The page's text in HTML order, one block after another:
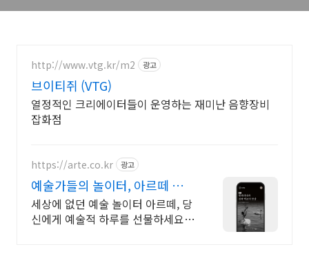
http://www.vtg.kr/m2 광고
브이티쥐 (VTG)
열정적인 크리에이터들이 운영하는 재미난 음향장비
잡화점
https://arte.co.kr 광고
예술가들의 놀이터, 아르떼 대한
민국 문화예술 플랫폼
세상에 없던 예술 놀이터 아르떼, 당
신에게 예술적 하루를 선물하세요